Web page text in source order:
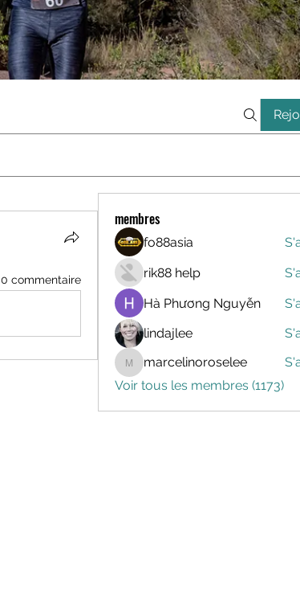
0 commentaire
membres
fo88asia
rik88 help
Hà Phương Nguyễn
lindajlee
marcelinoroselee
marcelinoroselee
Voir tous les membres (1173)